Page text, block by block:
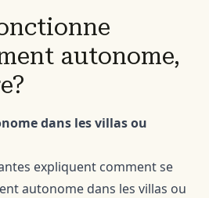
autonome,
dans les villas ou
expliquent comment se
autonome dans les villas ou